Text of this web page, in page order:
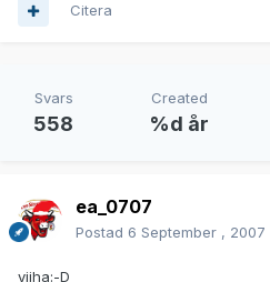
Citera
Svars
558
Created
%d år
ea_0707
Postad 6 September , 2007
yiiha:-D